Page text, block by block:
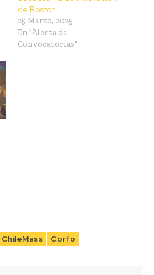
de Boston
25 Marzo, 2025
En "Alerta de
Convocatorias"
ChileMass Corfo